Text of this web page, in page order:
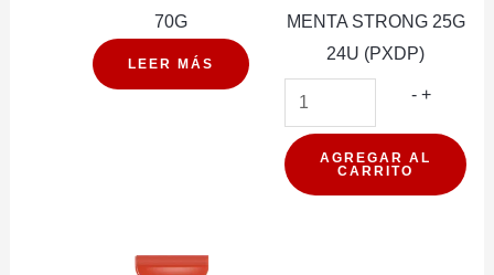
70G
LEER MÁS
MENTA STRONG 25G
24U (PXDP)
-
FULL
MENTA
+
AGREGAR AL
CARRITO